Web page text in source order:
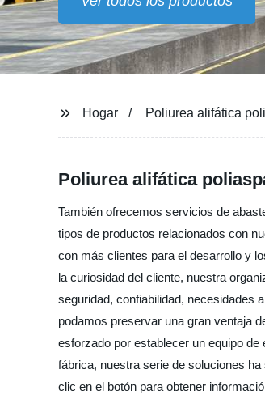
Hogar Poliurea alifática
Poliurea alifática
También ofrecemos servicios de
tipos de productos relacionados con
con más clientes para el desarrollo y
la curiosidad del cliente, nuestra
seguridad, confiabilidad, necesidades
podamos preservar una gran ventaja
esforzado por establecer un equipo
fábrica, nuestra serie de soluciones
clic en el botón para obtener